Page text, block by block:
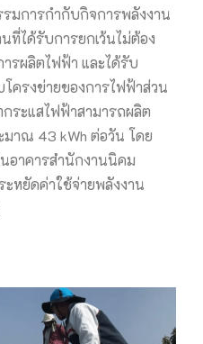
มการกำกับกิจการพลังงาน
ที่ได้รับการยกเว้นไม่ต้อง
ผลิตไฟฟ้า และได้รับ
ครงข่ายของการไฟฟ้าส่วน
ระแสไฟฟ้าสามารถผลิต
มาณ 43 kWh ต่อวัน โดย
อาคารสำนักงานนิคม
หยัดค่าใช้จ่ายพลังงาน